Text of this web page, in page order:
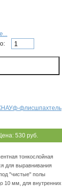
флисшпахтель
530 руб.
тонкослойная
для выравнивания
"чистые" полы
10 мм, для внутренних